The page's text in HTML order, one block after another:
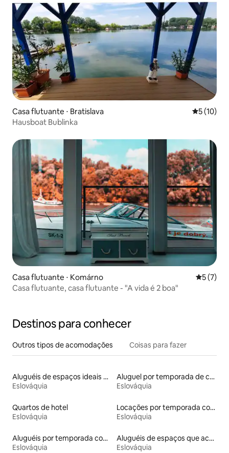
Casa flutuante ⋅ Bratislava 5 de uma
5 (10)
Hausboat Bublinka
Casa flutuante ⋅ Komárno 5 de
5 (7)
Casa flutuante, casa flutuante - "A vida é 2 boa"
Destinos para conhecer
Outros tipos de acomodações Coisas para fazer
Aluguéis de espaços ideais para famílias
Eslováquia
Aluguel por temporada de casas na árvore
Eslováquia
Quartos de hotel
Eslováquia
Locações por temporada com piscina
Eslováquia
Aluguéis por temporada com café da manhã
Eslováquia
Aluguéis de espaços que aceitam animais de estimação
Eslováquia